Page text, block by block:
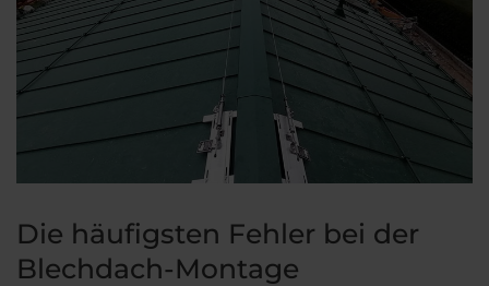
Die häufigsten Fehler bei der
Blechdach-Montage